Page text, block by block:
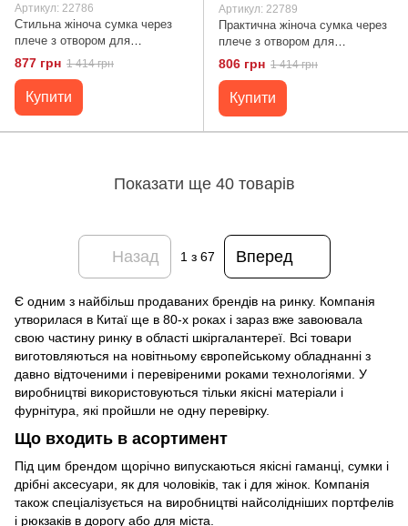
Артикул: 22786
Стильна жіноча сумка через
плече з отвором для
навушників з екошкіри Vintage
22786 Коричневий
877 грн 1 414 грн
Купити
Артикул: 22789
Практична жіноча сумка через
плече з отвором для
навушників з екошкіри Vintage
22789 Рудий
806 грн 1 414 грн
Купити
Показати ще 40 товарів
Назад 1 з 67 Вперед
Є одним з найбільш продаваних брендів на ринку. Компанія
утворилася в Китаї ще в 80-х роках і зараз вже завоювала
свою частину ринку в області шкіргалантереї. Всі товари
виготовляються на новітньому європейському обладнанні з
давно відточеними і перевіреними роками технологіями. У
виробництві використовуються тільки якісні матеріали і
фурнітура, які пройшли не одну перевірку.
Що входить в асортимент
Під цим брендом щорічно випускаються якісні гаманці, сумки і
дрібні аксесуари, як для чоловіків, так і для жінок. Компанія
також спеціалізується на виробництві найсолідніших портфелів
і рюкзаків в дорогу або для міста.